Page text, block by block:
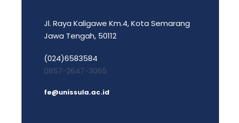
Jl. Raya Kaligawe Km.4, Kota Semarang
Jawa Tengah, 50112
(024)6583584
0857-2647-3065
fe@unissula.ac.id